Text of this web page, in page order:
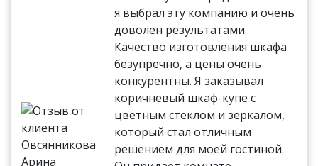
я выбрал эту компанию и очень
доволен результатами.
Качество изготовления шкафа
безупречно, а цены очень
конкурентны. Я заказывал
коричневый шкаф-купе с
цветным стеклом и зеркалом,
который стал отличным
решением для моей гостиной.